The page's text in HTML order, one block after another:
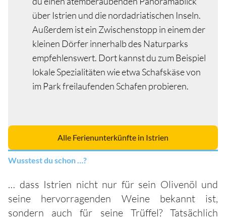
über Istrien und die nordadriatischen Inseln.
Außerdem ist ein Zwischenstopp in einem der
kleinen Dörfer innerhalb des Naturparks
empfehlenswert. Dort kannst du zum Beispiel
lokale Spezialitäten wie etwa Schafskäse von
im Park freilaufenden Schafen probieren.
Alle Ferienunterkünfte in Istrien
Wusstest du schon …?
… dass Istrien nicht nur für sein Olivenöl und
seine hervorragenden Weine bekannt ist,
sondern auch für seine Trüffel? Tatsächlich